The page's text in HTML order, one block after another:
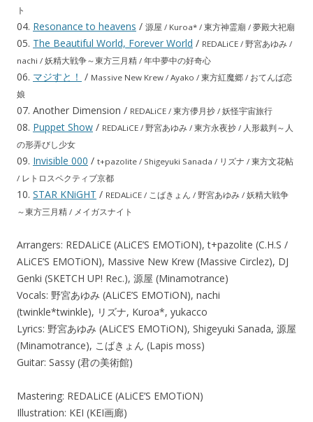
ト
04. Resonance to heavens / 源屋 / Kuroa* / 東方神霊廟 / 夢殿大祀廟
05. The Beautiful World, Forever World / REDALiCE / 野宮あゆみ /
nachi / 妖精大戦争～東方三月精 / 年中夢中の好奇心
06. マジすと！ / Massive New Krew / Ayako / 東方紅魔郷 / おてんば恋
娘
07. Another Dimension / REDALiCE / 東方儚月抄 / 妖怪宇宙旅行
08. Puppet Show / REDALiCE / 野宮あゆみ / 東方永夜抄 / 人形裁判～人
の形弄びし少女
09. Invisible 000 / t+pazolite / Shigeyuki Sanada / リズナ / 東方文花帖
/ レトロスペクティブ京都
10. STAR KNiGHT / REDALiCE / こばきょん / 野宮あゆみ / 妖精大戦争
～東方三月精 / メイガスナイト
Arrangers: REDALiCE (ALiCE’S EMOTiON), t+pazolite (C.H.S /
ALiCE’S EMOTiON), Massive New Krew (Massive Circlez), DJ
Genki (SKETCH UP! Rec.), 源屋 (Minamotrance)
Vocals: 野宮あゆみ (ALiCE’S EMOTiON), nachi
(twinkle*twinkle), リズナ, Kuroa*, yukacco
Lyrics: 野宮あゆみ (ALiCE’S EMOTiON), Shigeyuki Sanada, 源屋
(Minamotrance), こばきょん (Lapis moss)
Guitar: Sassy (君の美術館)
Mastering: REDALiCE (ALiCE’S EMOTiON)
Illustration: KEI (KEI画廊)